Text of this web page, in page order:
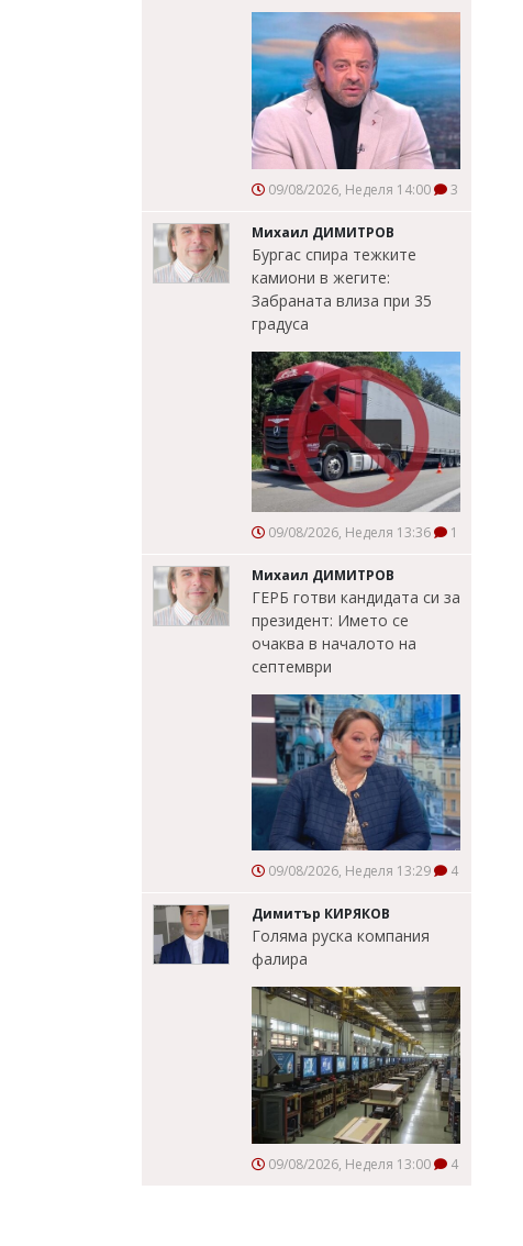
09/08/2026, Неделя 14:00 3
Михаил ДИМИТРОВ
Бургас спира тежките
камиони в жегите:
Забраната влиза при 35
градуса
09/08/2026, Неделя 13:36 1
Михаил ДИМИТРОВ
ГЕРБ готви кандидата си за
президент: Името се
очаква в началото на
септември
09/08/2026, Неделя 13:29 4
Димитър КИРЯКОВ
Голяма руска компания
фалира
09/08/2026, Неделя 13:00 4